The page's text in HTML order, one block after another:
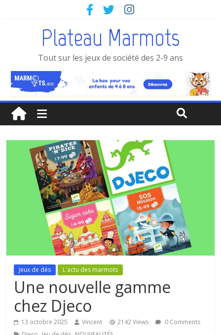
Plateau Marmots
Tout sur les jeux de société des 2-9 ans
Jeux de dés L'actu des marmots
Une nouvelle gamme
chez Djeco
13 octobre 2025 Vincent 2142 Views
0 Comments